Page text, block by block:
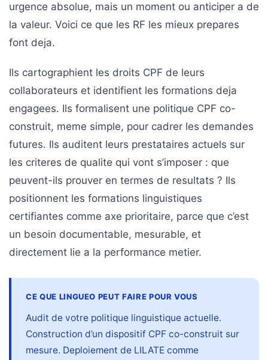
urgence absolue, mais un moment ou anticiper a de
la valeur. Voici ce que les RF les mieux prepares
font deja.
Ils cartographient les droits CPF de leurs
collaborateurs et identifient les formations deja
engagees. Ils formalisent une politique CPF co-
construit, meme simple, pour cadrer les demandes
futures. Ils auditent leurs prestataires actuels sur
les criteres de qualite qui vont s’imposer : que
peuvent-ils prouver en termes de resultats ? Ils
positionnent les formations linguistiques
certifiantes comme axe prioritaire, parce que c’est
un besoin documentable, mesurable, et
directement lie a la performance metier.
CE QUE LINGUEO PEUT FAIRE POUR VOUS
Audit de votre politique linguistique actuelle.
Construction d’un dispositif CPF co-construit sur
mesure. Deploiement de LILATE comme